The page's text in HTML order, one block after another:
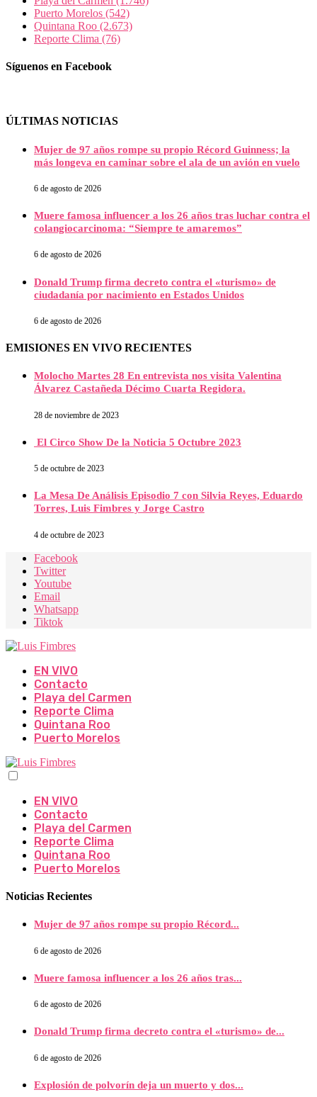
Puerto Morelos (542)
Quintana Roo (2.673)
Reporte Clima (76)
Síguenos en Facebook
ÚLTIMAS NOTICIAS
Mujer de 97 años rompe su propio Récord Guinness; la
más longeva en caminar sobre el ala de un avión en vuelo
6 de agosto de 2026
Muere famosa influencer a los 26 años tras luchar contra el
colangiocarcinoma: “Siempre te amaremos”
6 de agosto de 2026
Donald Trump firma decreto contra el «turismo» de
ciudadanía por nacimiento en Estados Unidos
6 de agosto de 2026
EMISIONES EN VIVO RECIENTES
Molocho Martes 28 En entrevista nos visita Valentina
Álvarez Castañeda Décimo Cuarta Regidora.
28 de noviembre de 2023
El Circo Show De la Noticia 5 Octubre 2023
5 de octubre de 2023
La Mesa De Análisis Episodio 7 con Silvia Reyes, Eduardo
Torres, Luis Fimbres y Jorge Castro
4 de octubre de 2023
Facebook
Twitter
Youtube
Email
Whatsapp
Tiktok
EN VIVO
Contacto
Playa del Carmen
Reporte Clima
Quintana Roo
Puerto Morelos
EN VIVO
Contacto
Playa del Carmen
Reporte Clima
Quintana Roo
Puerto Morelos
Noticias Recientes
Mujer de 97 años rompe su propio Récord...
6 de agosto de 2026
Muere famosa influencer a los 26 años tras...
6 de agosto de 2026
Donald Trump firma decreto contra el «turismo» de...
6 de agosto de 2026
Explosión de polvorín deja un muerto y dos...